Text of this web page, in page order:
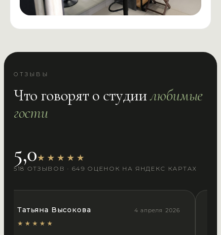
ОТЗЫВЫ
Что говорят о студиилюбимые
гости
5,0★★★★★
518 ОТЗЫВОВ · 649 ОЦЕНОК НА ЯНДЕКС КАРТАХ
Татьяна Высокова 4 апреля 2026
★★★★★